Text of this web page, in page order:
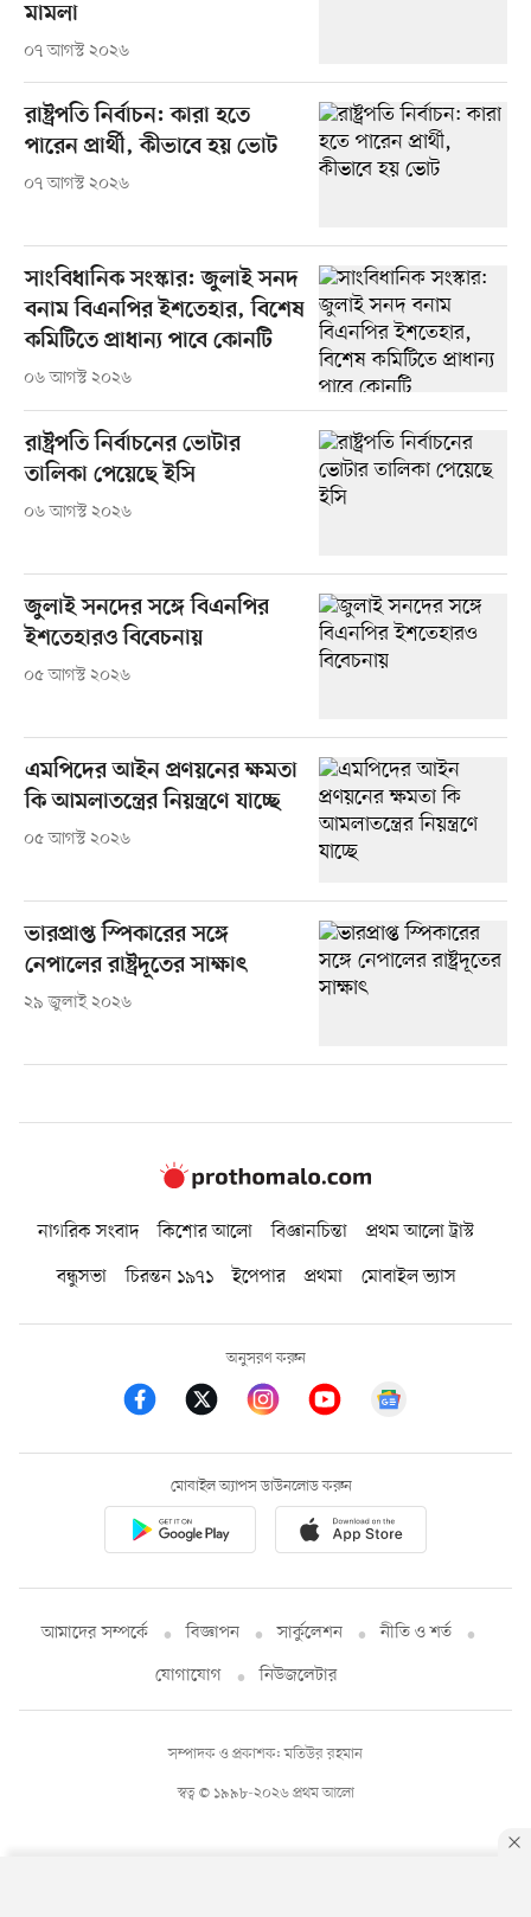
মামলা
০৭ আগস্ট ২০২৬
রাষ্ট্রপতি নির্বাচন: কারা হতে
পারেন প্রার্থী, কীভাবে হয় ভোট
০৭ আগস্ট ২০২৬
সাংবিধানিক সংস্কার: জুলাই সনদ
বনাম বিএনপির ইশতেহার, বিশেষ
কমিটিতে প্রাধান্য পাবে কোনটি
০৬ আগস্ট ২০২৬
রাষ্ট্রপতি নির্বাচনের ভোটার
তালিকা পেয়েছে ইসি
০৬ আগস্ট ২০২৬
জুলাই সনদের সঙ্গে বিএনপির
ইশতেহারও বিবেচনায়
০৫ আগস্ট ২০২৬
এমপিদের আইন প্রণয়নের ক্ষমতা
কি আমলাতন্ত্রের নিয়ন্ত্রণে যাচ্ছে
০৫ আগস্ট ২০২৬
ভারপ্রাপ্ত স্পিকারের সঙ্গে
নেপালের রাষ্ট্রদূতের সাক্ষাৎ
২৯ জুলাই ২০২৬
নাগরিক সংবাদ কিশোর আলো বিজ্ঞানচিন্তা
প্রথম আলো ট্রাস্ট
বন্ধুসভা
চিরন্তন ১৯৭১ ইপেপার প্রথমা মোবাইল ভ্যাস
অনুসরণ করুন
মোবাইল অ্যাপস ডাউনলোড করুন
আমাদের সম্পর্কে বিজ্ঞাপন সার্কুলেশন
নীতি ও শর্ত
যোগাযোগ
নিউজলেটার
স্বত্ব © ১৯৯৮-২০২৬ প্রথম আলো
সম্পাদক ও প্রকাশক: মতিউর রহমান